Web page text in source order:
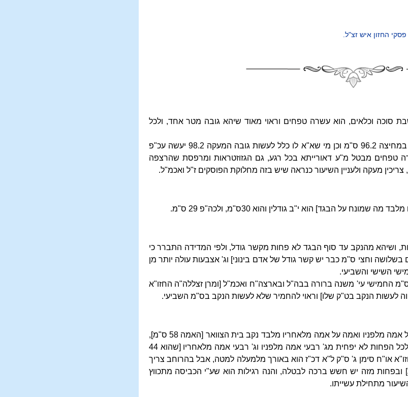
החזון איש זצ"ל.
סוכה וכלאים, הוא עשרה טפחים וראוי מאוד שיהא גובה מטר אחד, ולכל
ולעניין דרבנן בשעת הדחק אפשר שיש להקל במחיצה 96.2 ס"מ וכן מי שא"א לו כלל לעשות גובה המעקה 98.2 יעשה עכ"פ
טפחים מבטל מ"ע דאורייתא בכל רגע, גם הגזוזטראות ומרפסת שהרצפה
מעקה ולעניין השיעור כנראה שיש בזה מחלוקת הפוסקים ז"ל ואכמ"ל.
על הבגד] הוא י"ב גודלין והוא 30ס"מ, ולכה"פ 29 ס"מ.
ושיהא מהנקב עד סוף הבגד לא פחות מקשר גודל, ולפי המדידה התברר כי
וחצי ס"מ כבר יש קשר גודל של אדם בינוני] וג' אצבעות עולה יותר מן
החמישי עי' משנה ברורה בבה"ל ובארצה"ח ואכמ"ל [ומרן זצללה"ה החזו"א
לעשות הנקב בט"ק שלו] וראוי להחמיר שלא לעשות הנקב בס"מ השביעי.
כתב במ"ב דאנשי מעשה עושים הט"ק אמה על אמה מלפניו ואמה על אמה מלאחריו מלבד נקב בית הצוואר [האמה 58 ס"מ],
ובט"ק כזה ייצא מן הספיקות ויכול לברך עליו ולכל הפחות לא יפחית מג' רבעי אמה מלפניו וג' רבעי אמה מלאחריו [שהוא 44
או"ח סימן ג' ס"ק ל"א דכ"ז הוא באורך מלמעלה למטה, אבל בהרוחב צריך
זו שיהא רוחב אמה שהיא 58 ס"מ] ובפחות מזה יש חשש ברכה לבטלה, והנה רגילות הוא שע"י הכביסה מתכווץ
מתחילת עשייתו.